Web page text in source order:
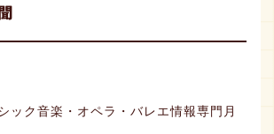
ック音楽・オペラ・バレエ情報専門月